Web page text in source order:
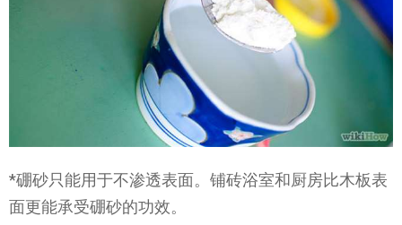
*硼砂只能用于不渗透表面。铺砖浴室和厨房比木板表
面更能承受硼砂的功效。